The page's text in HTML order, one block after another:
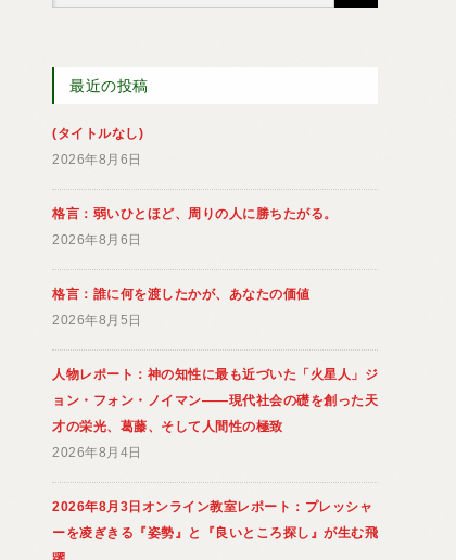
最近の投稿
(タイトルなし)
2026年8月6日
格言：弱いひとほど、周りの人に勝ちたがる。
2026年8月6日
格言：誰に何を渡したかが、あなたの価値
2026年8月5日
人物レポート：神の知性に最も近づいた「火星人」ジ
ョン・フォン・ノイマン――現代社会の礎を創った天
才の栄光、葛藤、そして人間性の極致
2026年8月4日
2026年8月3日オンライン教室レポート：プレッシャ
ーを凌ぎきる『姿勢』と『良いところ探し』が生む飛